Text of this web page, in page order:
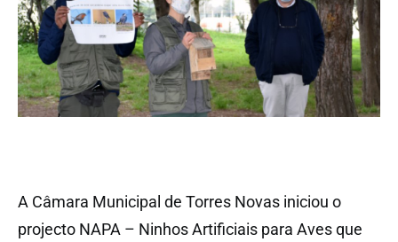
A Câmara Municipal de Torres Novas iniciou o
projecto NAPA – Ninhos Artificiais para Aves que